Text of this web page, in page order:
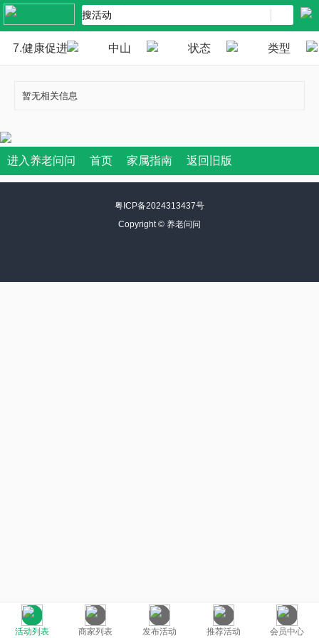
7.健康促进 中山 状态 类型
暂无相关信息
活动列表 商家列表 发布活动 推荐活动 会员中心
进入养老问问 首页 家属指南 返回旧版
粤ICP备2024313437号
Copyright © 养老问问